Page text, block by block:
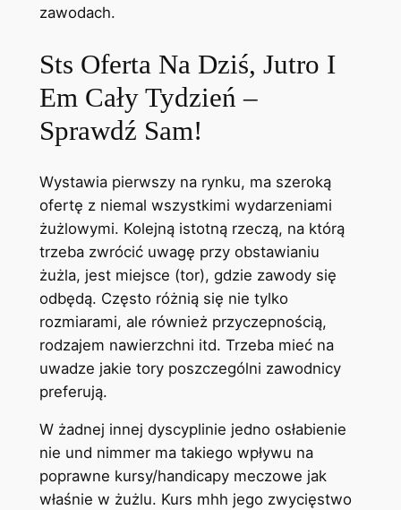
zawodach.
Sts Oferta Na Dziś, Jutro I
Em Cały Tydzień –
Sprawdź Sam!
Wystawia pierwszy na rynku, ma szeroką
ofertę z niemal wszystkimi wydarzeniami
żużlowymi. Kolejną istotną rzeczą, na którą
trzeba zwrócić uwagę przy obstawianiu
żużla, jest miejsce (tor), gdzie zawody się
odbędą. Często różnią się nie tylko
rozmiarami, ale również przyczepnością,
rodzajem nawierzchni itd. Trzeba mieć na
uwadze jakie tory poszczególni zawodnicy
preferują.
W żadnej innej dyscyplinie jedno osłabienie
nie und nimmer ma takiego wpływu na
poprawne kursy/handicapy meczowe jak
właśnie w żużlu. Kurs mhh jego zwycięstwo